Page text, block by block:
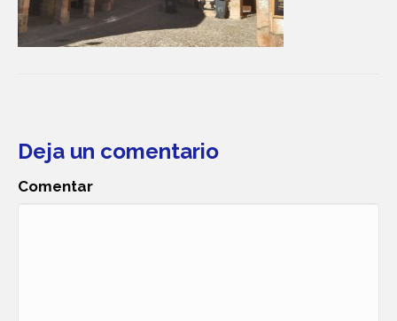
Deja un comentario
Comentar